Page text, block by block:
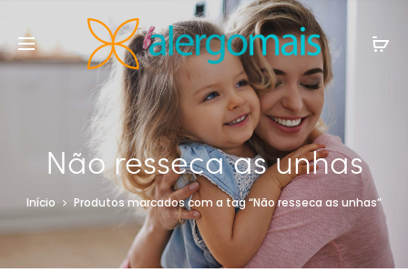
Não resseca as unhas
Início Produtos marcados com a tag “Não resseca as unhas”